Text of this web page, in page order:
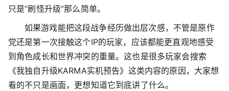
只是“刷怪升级”那么简单。
如果游戏能把这段战争经历做出层次感，不管是原作
党还是第一次接触这个IP的玩家，应该都能更直观地感受
到角色成长和世界冲突的重量。这也是很多玩家会搜索
《我独自升级KARMA实机预告》这类内容的原因，大家想
看的不只是画面，更想知道它到底讲了什么。